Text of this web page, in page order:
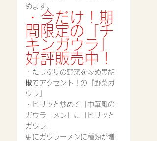
めます。
・今だけ！期
間限定の「チ
キンガウラ」
好評販売中！
・たっぷりの野菜を炒め黒胡
椒でアクセント！の『野菜ガ
ウラ』
・ピリッと炒めて「中華風の
ガウラーメン」に「ピリッと
ガウラ」
更にガウラーメンに種類が増